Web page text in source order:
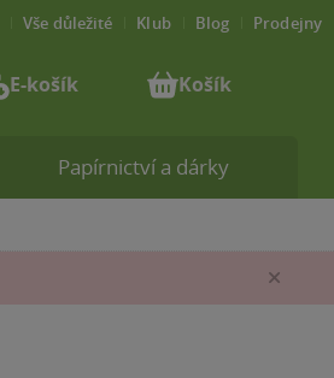
Papírnictví a dárky
Vše důležité Klub Blog Prodejny
E-košík Košík